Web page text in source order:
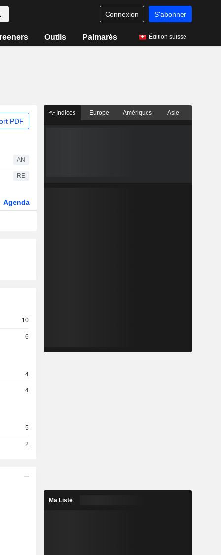
Connexion S'abonner
Outils Palmarès Édition suisse
PDF
AN
RE
Agenda
10
6
4
4
5
2
Indices Europe Amériques Asie
Ma Liste